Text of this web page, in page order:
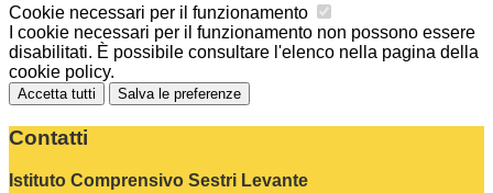
Cookie necessari per il funzionamento
I cookie necessari per il funzionamento non possono essere
disabilitati. È possibile consultare l'elenco nella pagina della
cookie policy.
Accetta tutti Salva le preferenze
Contatti
Istituto Comprensivo Sestri Levante